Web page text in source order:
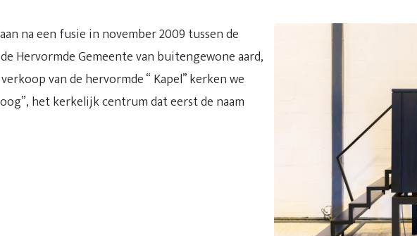
na een fusie in november 2009 tussen de
Hervormde Gemeente van buitengewone aard,
van de hervormde “ Kapel” kerken we
het kerkelijk centrum dat eerst de naam